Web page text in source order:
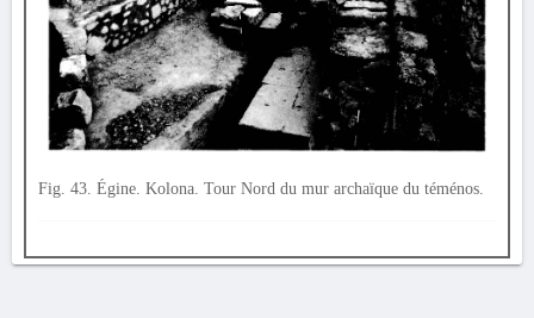
Fig. 43. Égine. Kolona. Tour Nord du mur archaïque du téménos.